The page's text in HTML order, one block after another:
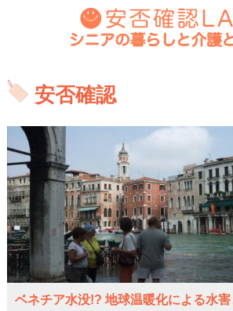
安否確認
ベネチア水没!? 地球温暖化による水